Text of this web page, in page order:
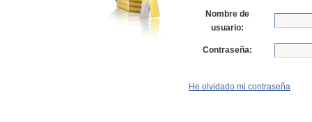
Nombre de
usuario:
Contraseña:
He olvidado mi contraseña